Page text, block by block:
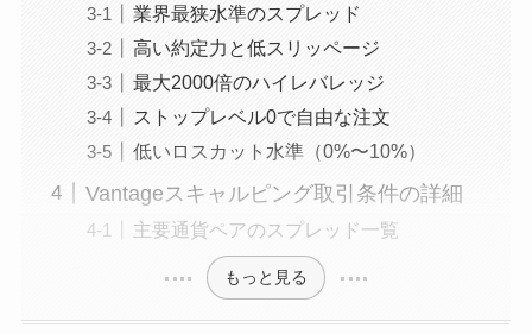
業界最狭水準のスプレッド
高い約定力と低スリッページ
最大2000倍のハイレバレッジ
ストップレベル0で自由な注文
低いロスカット水準（0%〜10%）
Vantageスキャルピング取引条件の詳細
主要通貨ペアのスプレッド一覧
もっと見る